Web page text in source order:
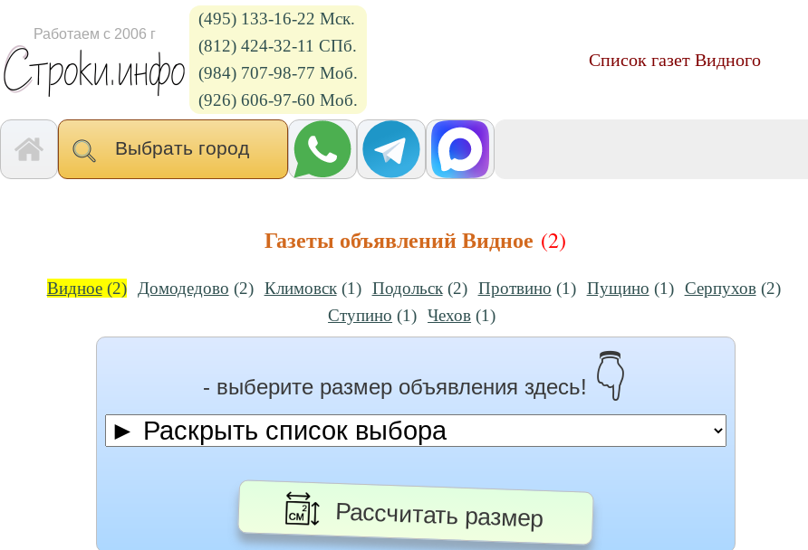
Работаем с 2006 г
(495) 133-16-22 Мск.
(812) 424-32-11 СПб.
(984) 707-98-77 Моб.
(926) 606-97-60 Моб.
Список газет Видного
Выбрать город
Газеты объявлений Видное (2)
Видное(2) Домодедово (2) Климовск(1) Подольск(2) Протвино (1) Пущино (1) Серпухов(2)
Ступино (1) Чехов (1)
- выберите размер объявления здесь! 👇
Рассчитать размер